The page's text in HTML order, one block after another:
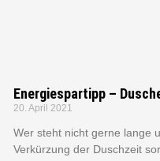
Energiespartipp –
20. April 2021
Wer steht nicht gerne lange
Verkürzung der Duschzeit